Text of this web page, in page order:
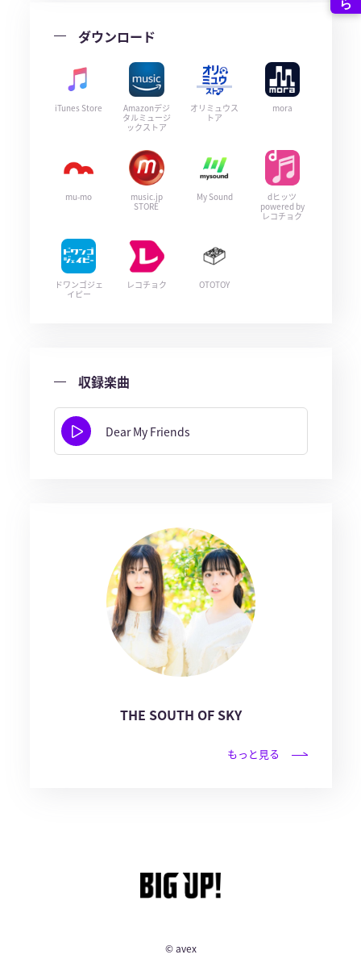
ダウンロード
iTunes Store
Amazonデジ
タルミュージ
ックストア
オリミュウス
トア
mora
mu-mo
music.jp
STORE
My Sound
dヒッツ
powered by
レコチョク
ドワンゴジェ
イピー
レコチョク OTOTOY
収録楽曲
Dear My Friends
THE SOUTH OF SKY
もっと見る
© avex